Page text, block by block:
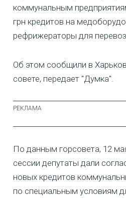
коммунальным
грн кредитов на
рефрижераторы для
Об этом сообщили в
совете, передает "Думка".
По данным горсовета, 12
сессии депутаты дали
новых кредитов
по специальным условиям